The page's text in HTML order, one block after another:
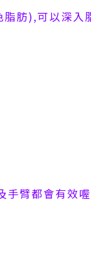
脂肪),可以深入
手臂都會有效